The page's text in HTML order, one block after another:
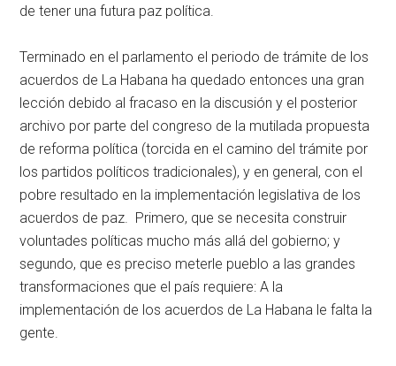
de tener una futura paz política.
Terminado en el parlamento el periodo de trámite de los
acuerdos de La Habana ha quedado entonces una gran
lección debido al fracaso en la discusión y el posterior
archivo por parte del congreso de la mutilada propuesta
de reforma política (torcida en el camino del trámite por
los partidos políticos tradicionales), y en general, con el
pobre resultado en la implementación legislativa de los
acuerdos de paz. Primero, que se necesita construir
voluntades políticas mucho más allá del gobierno; y
segundo, que es preciso meterle pueblo a las grandes
transformaciones que el país requiere: A la
implementación de los acuerdos de La Habana le falta la
gente.